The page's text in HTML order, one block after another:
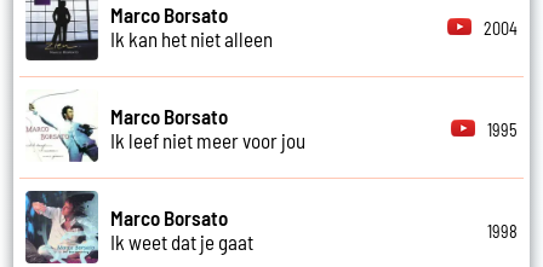
Marco Borsato
Ik kan het niet alleen
2004
Marco Borsato
Ik leef niet meer voor jou
1995
Marco Borsato
Ik weet dat je gaat
1998